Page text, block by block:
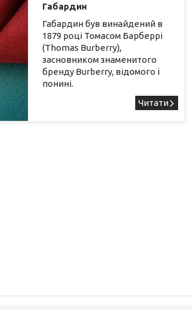
Габардин
Габардин був винайдений в
1879 році Томасом Барберрі
(Thomas Burberry),
засновником знаменитого
бренду Burberry, відомого і
понині.